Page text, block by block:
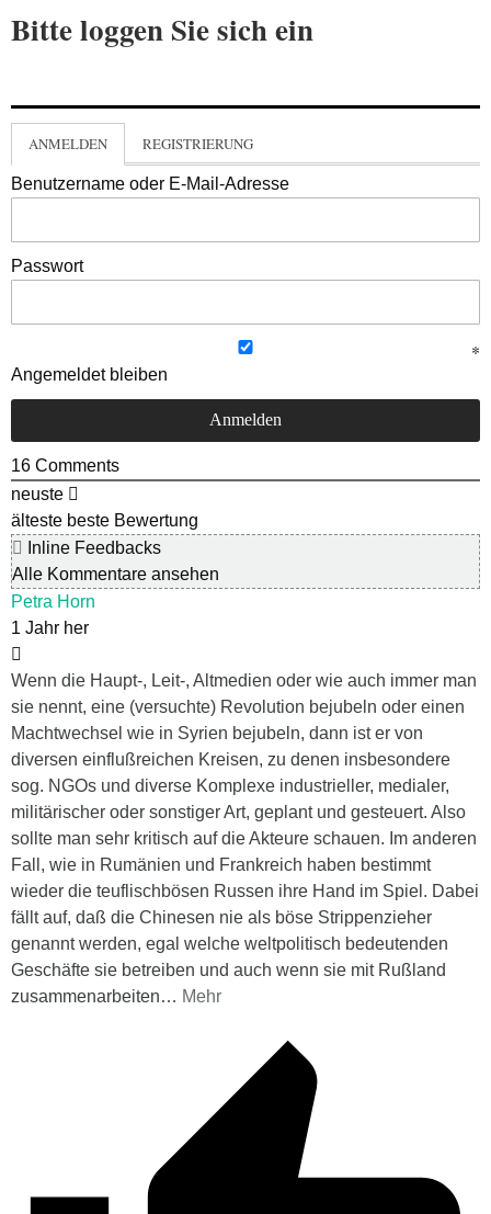
Bitte loggen Sie sich ein
ANMELDEN REGISTRIERUNG
Benutzername oder E-Mail-Adresse
Passwort
Angemeldet bleiben
16 Comments
neuste
älteste beste Bewertung
Inline Feedbacks
Alle Kommentare ansehen
Petra Horn
1 Jahr her
Wenn die Haupt-, Leit-, Altmedien oder wie auch immer man
sie nennt, eine (versuchte) Revolution bejubeln oder einen
Machtwechsel wie in Syrien bejubeln, dann ist er von
diversen einflußreichen Kreisen, zu denen insbesondere
sog. NGOs und diverse Komplexe industrieller, medialer,
militärischer oder sonstiger Art, geplant und gesteuert. Also
sollte man sehr kritisch auf die Akteure schauen. Im anderen
Fall, wie in Rumänien und Frankreich haben bestimmt
wieder die teuflischbösen Russen ihre Hand im Spiel. Dabei
fällt auf, daß die Chinesen nie als böse Strippenzieher
genannt werden, egal welche weltpolitisch bedeutenden
Geschäfte sie betreiben und auch wenn sie mit Rußland
zusammenarbeiten… Mehr